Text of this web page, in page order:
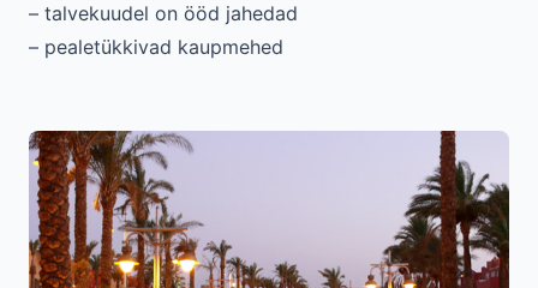
– talvekuudel on ööd jahedad
– pealetükkivad kaupmehed